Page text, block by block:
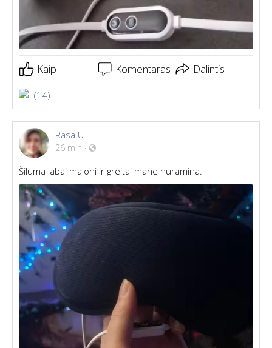
Kaip Komentaras Dalintis
(14)
Rasa U.
26 min ·
Šiluma labai maloni ir greitai mane nuramina.